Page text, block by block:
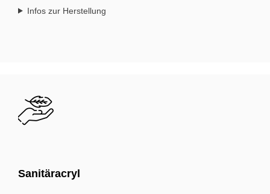
Infos zur Herstellung
Bild
Sa­ni­tär­acryl